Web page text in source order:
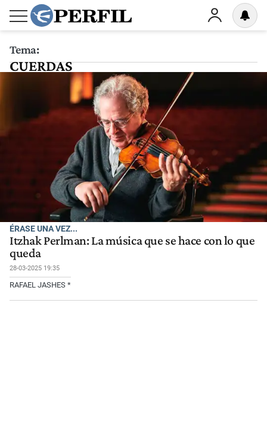
Tema:
CUERDAS
ÉRASE UNA VEZ...
Itzhak Perlman: La música que se hace con lo que
queda
28-03-2025 19:35
RAFAEL JASHES *